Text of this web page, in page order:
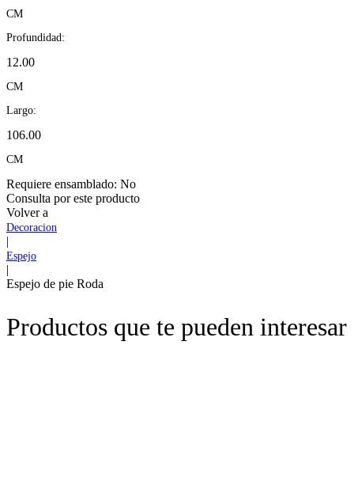
CM
Profundidad:
12.00
CM
Largo:
106.00
CM
Requiere ensamblado: No
Consulta por este producto
Volver a
Decoracion
|
Espejo
|
Espejo de pie Roda
Productos que te pueden interesar